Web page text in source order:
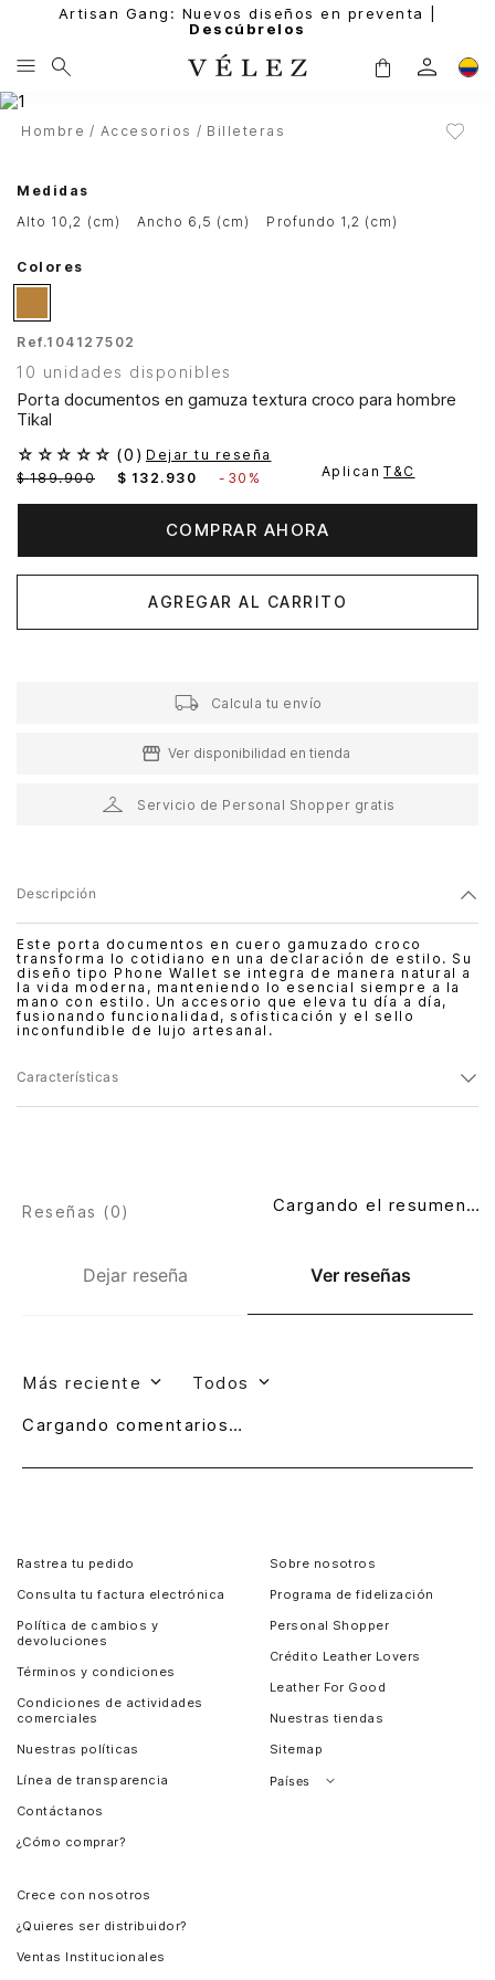
Artisan Gang: Nuevos diseños en preventa |
Descúbrelos
Hombre Accesorios Billeteras
Medidas
alto 10,2 (cm)
ancho 6,5 (cm) profundo 1,2 (cm)
Colores
Ref.104127502
10 unidades disponibles
Porta documentos en gamuza textura croco para hombre
Tikal
☆ ☆ ☆ ☆ ☆ (0 ) Dejar tu reseña
$ 189.900 $ 132 . 930 - 30% Aplican T&C
COMPRAR AHORA
AGREGAR AL CARRITO
Calcula tu envío
Ver disponibilidad en tienda
Servicio de Personal Shopper gratis
Descripción
Este porta documentos en cuero gamuzado croco
transforma lo cotidiano en una declaración de estilo. Su
diseño tipo Phone Wallet se integra de manera natural a
la vida moderna, manteniendo lo esencial siempre a la
mano con estilo. Un accesorio que eleva tu día a día,
fusionando funcionalidad, sofisticación y el sello
inconfundible de lujo artesanal.
Características
Dejar reseña Ver reseñas
Reseñas (0) Cargando el resumen…
Más reciente Todos
Cargando comentarios…
Rastrea tu pedido
Consulta tu factura electrónica
Política de cambios y
devoluciones
Términos y condiciones
Condiciones de actividades
comerciales
Nuestras políticas
Línea de transparencia
Contáctanos
¿Cómo comprar?
Sobre nosotros
Programa de fidelización
Personal Shopper
Crédito Leather Lovers
Leather For Good
Nuestras tiendas
Sitemap
Países
Crece con nosotros
¿Quieres ser distribuidor?
Ventas Institucionales